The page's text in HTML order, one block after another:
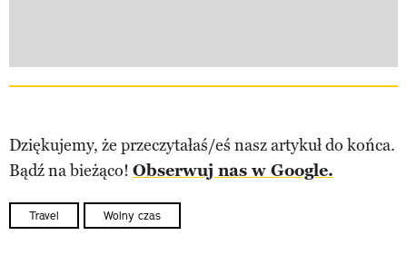
Dziękujemy, że przeczytałaś/eś nasz artykuł do końca.
Bądź na bieżąco! Obserwuj nas w Google.
Travel Wolny czas